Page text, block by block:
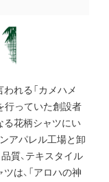
れる「カメハメ
行っていた創設者
る花柄シャツにい
アパレル工場と卸
質、テキスタイル
は、「アロハの神